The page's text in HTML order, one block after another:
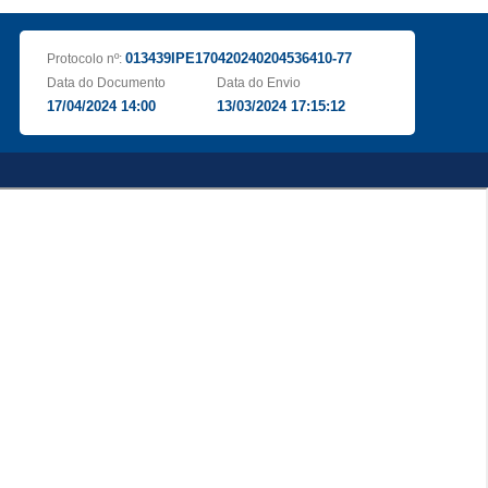
Protocolo nº: 013439IPE170420240204536410-77
Data do Documento
17/04/2024 14:00
Data do Envio
13/03/2024 17:15:12